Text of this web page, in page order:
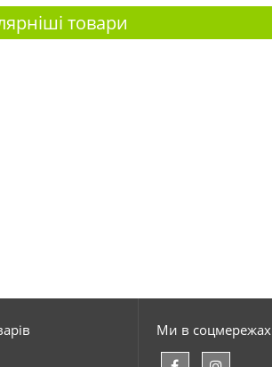
товари
Ми в соцмережах